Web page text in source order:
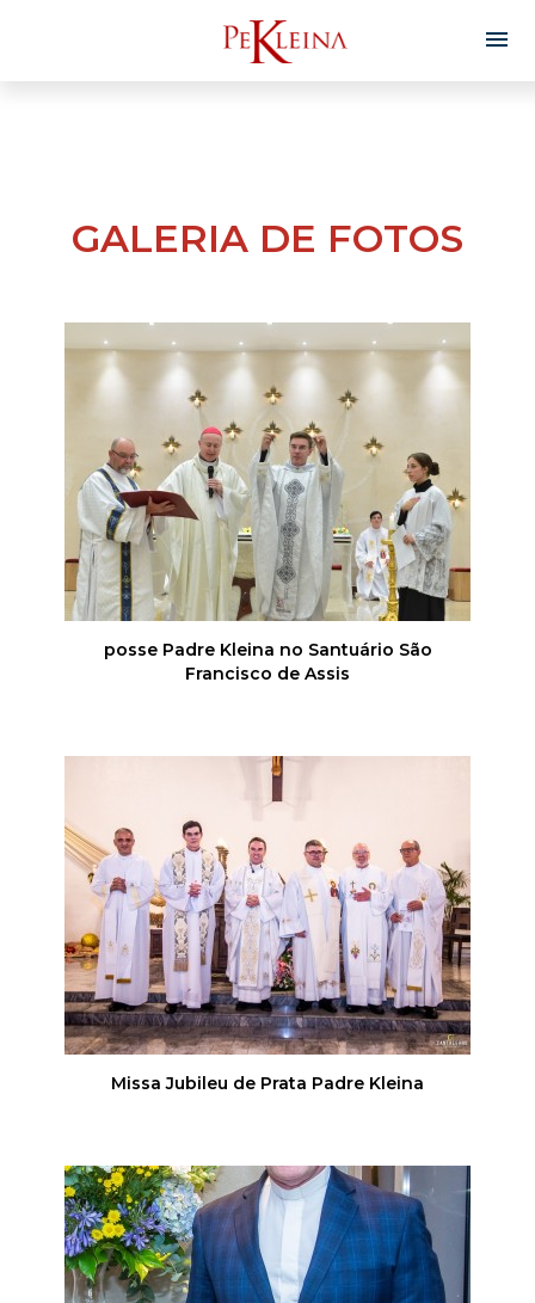
GALERIA DE FOTOS
posse Padre Kleina no Santuário São
Francisco de Assis
Missa Jubileu de Prata Padre Kleina